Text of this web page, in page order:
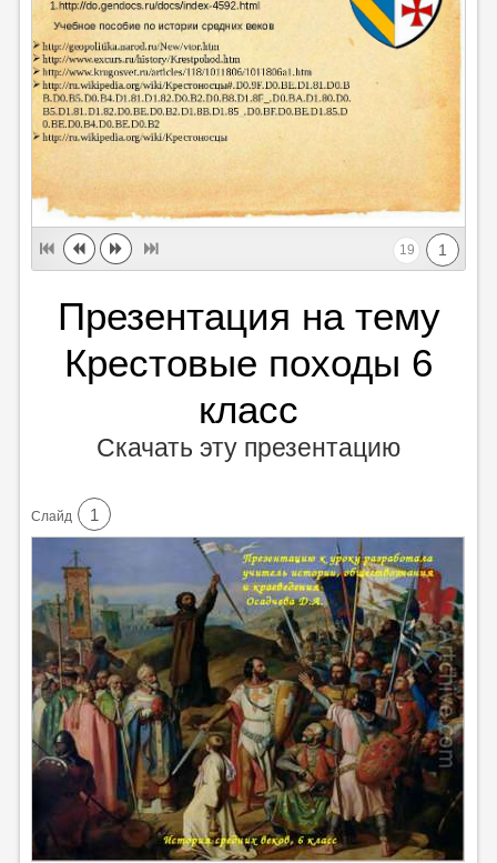
1
19
Презентация на тему
Крестовые походы 6
класс
Скачать эту презентацию
Cлайд 1